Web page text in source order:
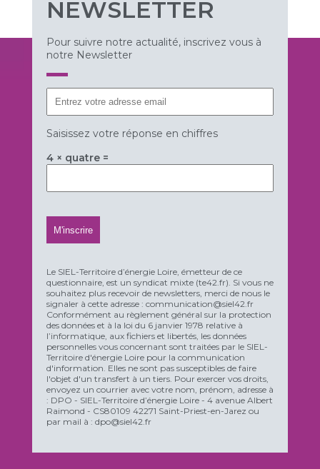
NEWSLETTER
Pour suivre notre actualité, inscrivez vous à
notre Newsletter
Saisissez votre réponse en chiffres
4 × quatre =
Le SIEL-Territoire d’énergie Loire, émetteur de ce
questionnaire, est un syndicat mixte (te42.fr). Si vous ne
souhaitez plus recevoir de newsletters, merci de nous le
signaler à cette adresse : communication@siel42.fr
Conformément au règlement général sur la protection
des données et à la loi du 6 janvier 1978 relative à
l’informatique, aux fichiers et libertés, les données
personnelles vous concernant sont traitées par le SIEL-
Territoire d'énergie Loire pour la communication
d'information. Elles ne sont pas susceptibles de faire
l'objet d'un transfert à un tiers. Pour exercer vos droits,
envoyez un courrier avec votre nom, prénom, adresse à
: DPO - SIEL-Territoire d’énergie Loire - 4 avenue Albert
Raimond - CS80109 42271 Saint-Priest-en-Jarez ou
par mail à : dpo@siel42.fr